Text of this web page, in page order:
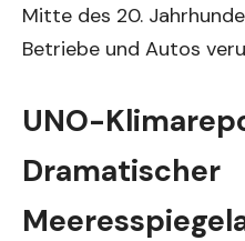
Mitte des 20.
Betriebe und Autos
UNO-
Dramatischer